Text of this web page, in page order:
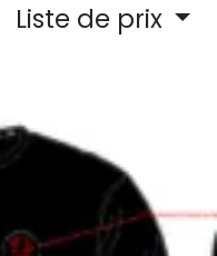
Liste de prix